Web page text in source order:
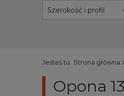
Szerokość i profil
Jesteś tu: Strona główna
Opona